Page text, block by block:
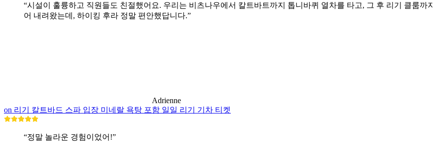
“시설이 훌륭하고 직원들도 친절했어요. 우리는 비츠나우에서 칼트바트까지 톱니바퀴 열차를 타고, 그 후 리기 클룸
어 내려왔는데, 하이킹 후라 정말 편안했답니다.”
Adrienne
on 리기 칼트바드 스파 입장 미네랄 욕탕 포함 일일 리기 기차 티켓
“정말 놀라운 경험이었어!”